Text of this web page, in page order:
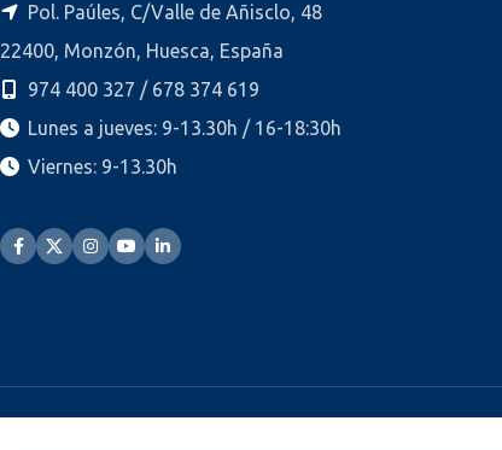
Pol. Paúles, C/Valle de Añisclo, 48
22400, Monzón, Huesca, España
974 400 327 / 678 374 619
Lunes a jueves: 9-13.30h / 16-18:30h
Viernes: 9-13.30h